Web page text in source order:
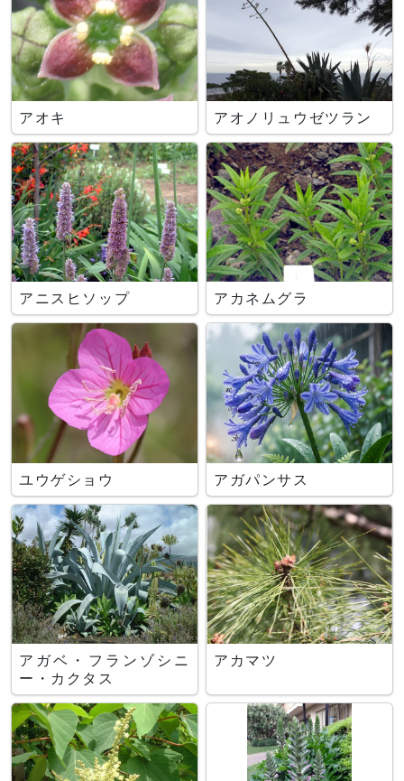
アオキ アオノリュウゼツラン
アニスヒソップ アカネムグラ
ユウゲショウ アガパンサス
アガベ・フランゾシニ
ー・カクタス
アカマツ